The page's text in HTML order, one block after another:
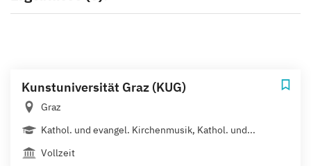
Kunstuniversität Graz (KUG)
Graz
Kathol. und evangel. Kirchenmusik, Kathol. und...
Vollzeit